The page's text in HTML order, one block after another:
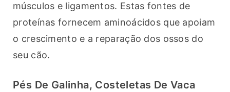
músculos e ligamentos. Estas fontes de
proteínas fornecem aminoácidos que apoiam
o crescimento e a reparação dos ossos do
seu cão.
Pés De Galinha, Costeletas De Vaca